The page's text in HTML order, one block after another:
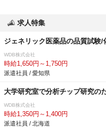
求人特集
ジェネリック医薬品の品質試験/
WDB株式会社
時給1,650円～1,750円
派遣社員 / 愛知県
大学研究室で分析チップ研究の
WDB株式会社
時給1,350円～1,400円
派遣社員 / 北海道